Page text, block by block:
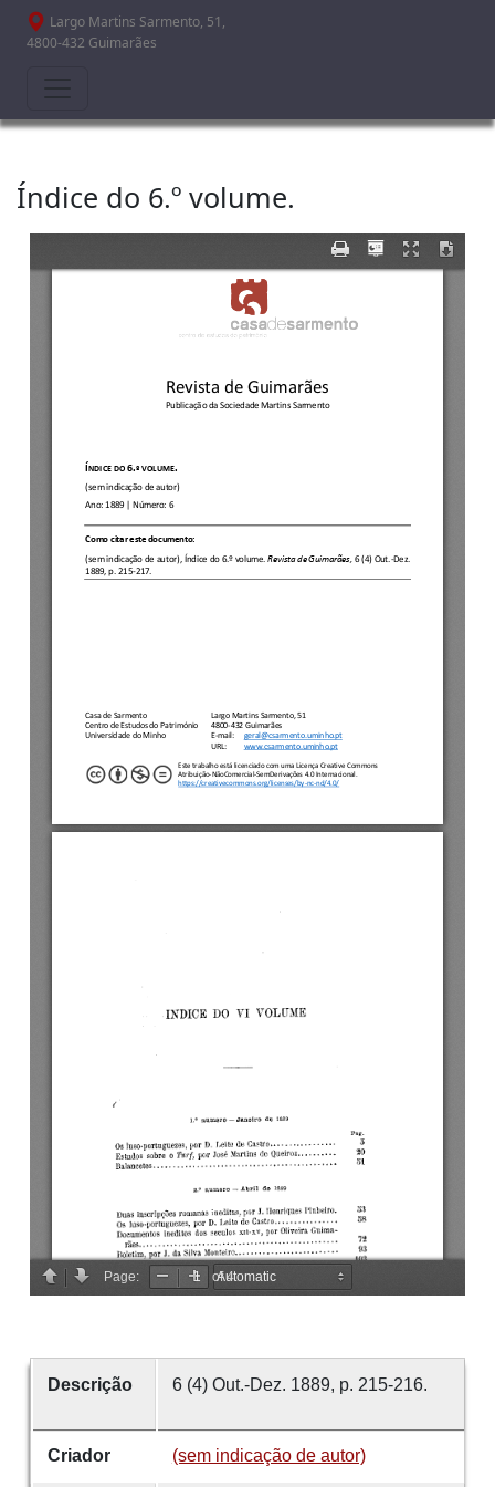
Passar para o conteúdo principal
Largo Martins Sarmento, 51,
4800-432 Guimarães
Índice do 6.º volume.
Descrição 6 (4) Out.-Dez. 1889, p. 215-216.
Criador (sem indicação de autor)